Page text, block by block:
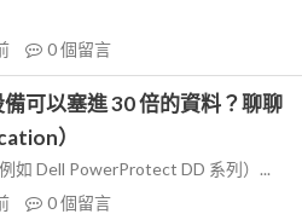
0個留言
可以塞進 30 倍的資料？聊聊
）
如 Dell PowerProtect DD 系列）...
0個留言